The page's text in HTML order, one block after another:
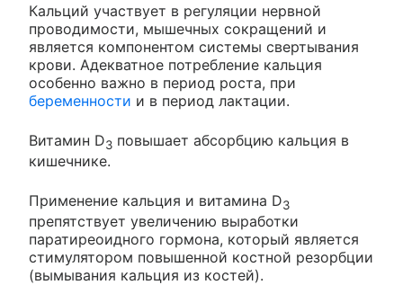
Кальций участвует в регуляции нервной
проводимости, мышечных сокращений и
является компонентом системы свертывания
крови. Адекватное потребление кальция
особенно важно в период роста, при
беременности и в период лактации.
Витамин D3 повышает абсорбцию кальция в
кишечнике.
Применение кальция и витамина D3
препятствует увеличению выработки
паратиреоидного гормона, который является
стимулятором повышенной костной резорбции
(вымывания кальция из костей).